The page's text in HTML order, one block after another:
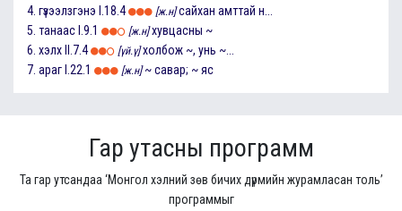
4. гүзээлзгэнэ I.18.4 [ж.н] сайхан амттай н...
5. танаас I.9.1 [ж.н] хувцасны ~
6. хэлх II.7.4 [үй.ү] холбож ~, унь ~...
7. араг I.22.1 [ж.н] ~ савар; ~ яс
Гар утасны программ
Та гар утсандаа ‘Монгол хэлний зөв бичих дүрмийн журамласан толь’
программыг